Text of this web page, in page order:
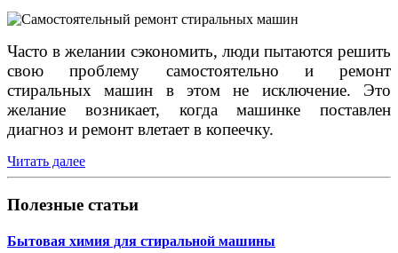
Часто в желании сэкономить, люди пытаются решить
свою проблему самостоятельно и ремонт
стиральных машин в этом не исключение. Это
желание возникает, когда машинке поставлен
диагноз и ремонт влетает в копеечку.
Читать далее
Полезные статьи
Бытовая химия для стиральной машины